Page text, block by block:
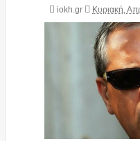
iokh.gr Κυριακή,